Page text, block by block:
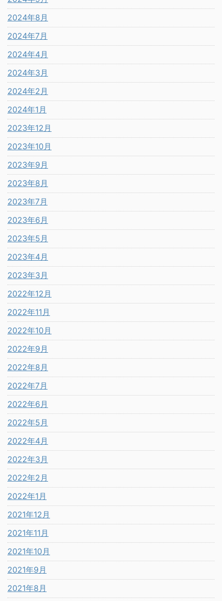
2024年8月
2024年7月
2024年4月
2024年3月
2024年2月
2024年1月
2023年12月
2023年10月
2023年9月
2023年8月
2023年7月
2023年6月
2023年5月
2023年4月
2023年3月
2022年12月
2022年11月
2022年10月
2022年9月
2022年8月
2022年7月
2022年6月
2022年5月
2022年4月
2022年3月
2022年2月
2022年1月
2021年12月
2021年11月
2021年10月
2021年9月
2021年8月